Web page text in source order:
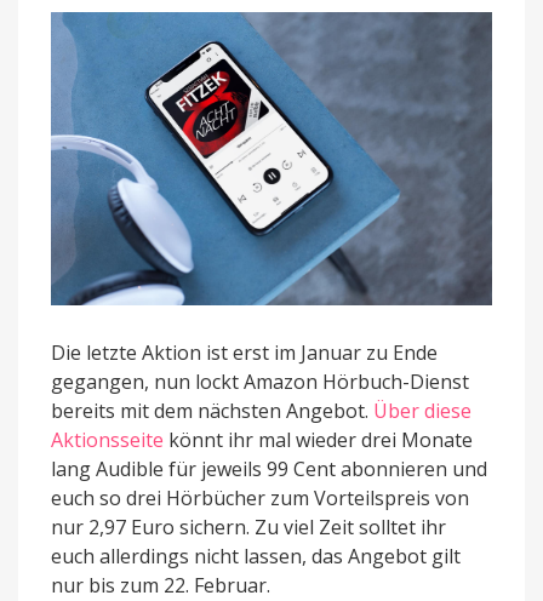
nächster
Aktion
Die letzte Aktion ist erst im Januar zu Ende
gegangen, nun lockt Amazon Hörbuch-Dienst
bereits mit dem nächsten Angebot. Über diese
Aktionsseite könnt ihr mal wieder drei Monate
lang Audible für jeweils 99 Cent abonnieren und
euch so drei Hörbücher zum Vorteilspreis von
nur 2,97 Euro sichern. Zu viel Zeit solltet ihr
euch allerdings nicht lassen, das Angebot gilt
nur bis zum 22. Februar.